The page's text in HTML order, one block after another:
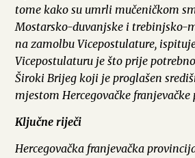
tome kako su umrli mučeničkom
Mostarsko-duvanjske i trebinjsko-
na zamolbu Vicepostulature,
Vicepostulaturu je što prije
Široki Brijeg koji je proglašen
mjestom Hercegovačke franjevačke
Ključne riječi
Hercegovačka franjevačka